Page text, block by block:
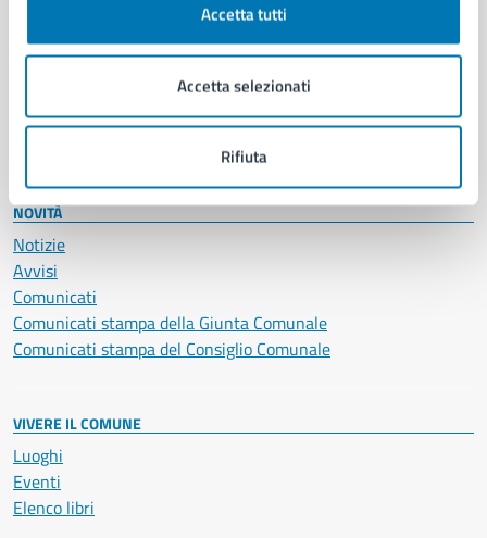
Accetta tutti
Accetta selezionati
Rifiuta
Imprese e commercio
Salute, benessere e assistenza
Servizi Cimiteriali
Vita lavorativa
NOVITÀ
Notizie
Avvisi
Comunicati
Comunicati stampa della Giunta Comunale
Comunicati stampa del Consiglio Comunale
VIVERE IL COMUNE
Luoghi
Eventi
Elenco libri